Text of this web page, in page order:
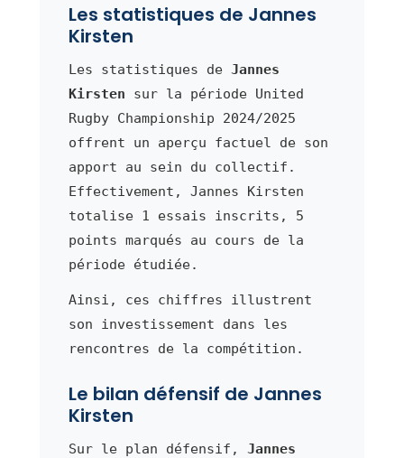
Les statistiques de Jannes
Kirsten
Les statistiques de Jannes
Kirsten sur la période United
Rugby Championship 2024/2025
offrent un aperçu factuel de son
apport au sein du collectif.
Effectivement, Jannes Kirsten
totalise 1 essais inscrits, 5
points marqués au cours de la
période étudiée.
Ainsi, ces chiffres illustrent
son investissement dans les
rencontres de la compétition.
Le bilan défensif de Jannes
Kirsten
Sur le plan défensif, Jannes